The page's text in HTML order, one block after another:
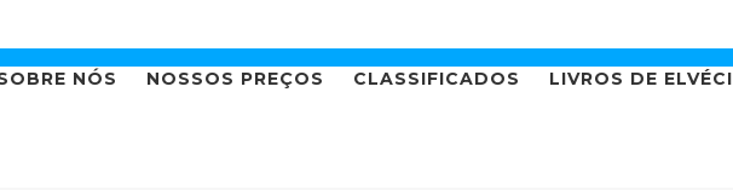
NÓS NOSSOS PREÇOS CLASSIFICADOS LIVROS DE